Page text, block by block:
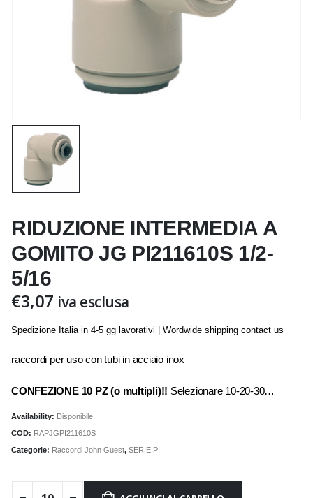
RIDUZIONE INTERMEDIA A
GOMITO JG PI211610S 1/2-
5/16
€3,07 iva esclusa
Spedizione Italia in 4-5 gg lavorativi | Wordwide shipping contact us
raccordi per uso con tubi in acciaio inox
CONFEZIONE 10 PZ (o multipli)!! Selezionare 10-20-30…
Availability: Disponibile
COD: RAPJGPI211610S
Categorie: Raccordi John Guest, SERIE PI